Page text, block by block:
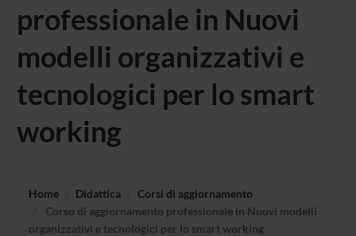
professionale in Nuovi
modelli organizzativi e
tecnologici per lo smart
working
Home Didattica
Corsi di aggiornamento
Corso di aggiornamento professionale in Nuovi modelli
organizzativi e tecnologici per lo smart working